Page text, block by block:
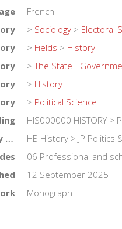
French
> Sociology > Electoral
> Fields > History
>The State -
> History
> Political Science
HIS000000 HISTORY >
BIC subject category (UK)
HB History > JP Politics
06 Professional and
12 September 2025
Monograph